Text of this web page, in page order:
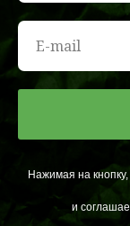
Нажимая на
и